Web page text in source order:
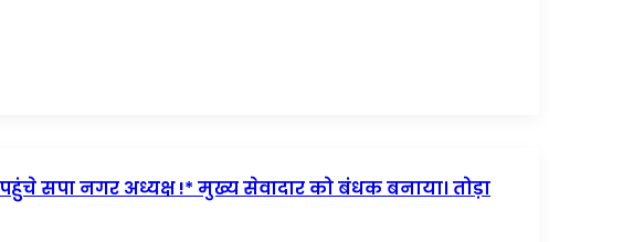
सपा नगर अध्यक्ष !* मुख्य सेवादार को बंधक बनाया। तोड़ा